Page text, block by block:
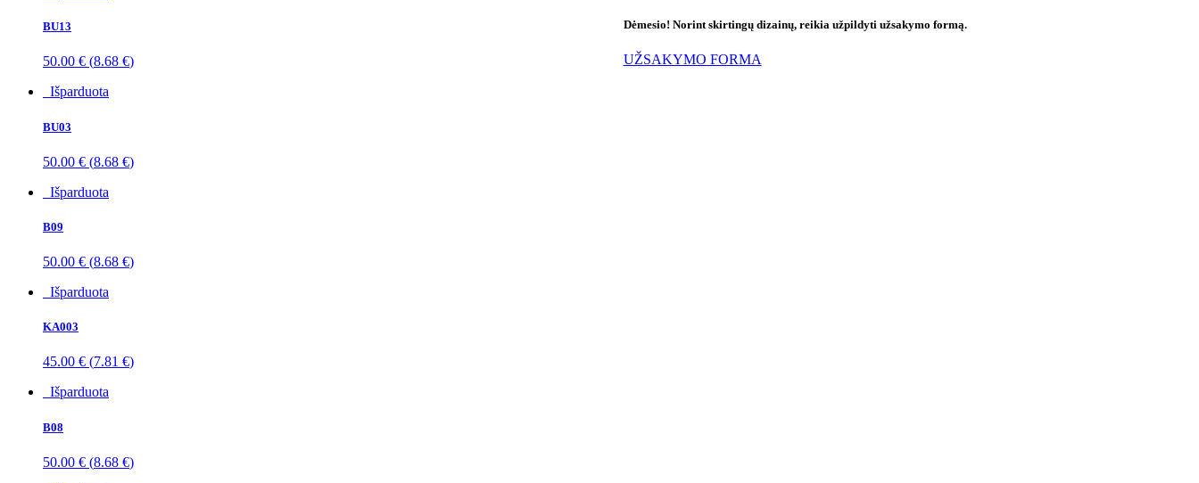
Dėmesio! Norint skirtingų dizainų, reikia užpildyti užsakymo formą.
UŽSAKYMO FORMA
BU13
50.00 € (8.68 €)
Išparduota
BU03
50.00 € (8.68 €)
Išparduota
B09
50.00 € (8.68 €)
Išparduota
KA003
45.00 € (7.81 €)
Išparduota
B08
50.00 € (8.68 €)